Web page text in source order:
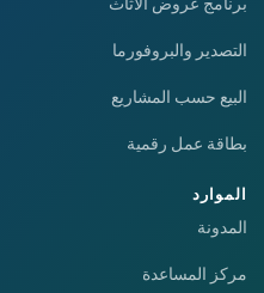
التصدير والبروفورما
البيع حسب المشاريع
بطاقة عمل رقمية
الموارد
المدونة
مركز المساعدة